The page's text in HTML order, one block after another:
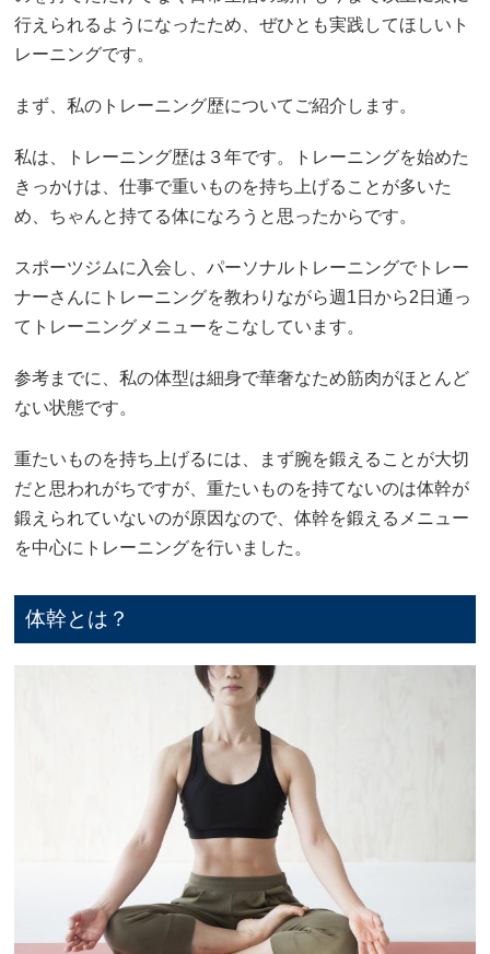
行えられるようになったため、ぜひとも実践してほしいト
レーニングです。
まず、私のトレーニング歴についてご紹介します。
私は、トレーニング歴は３年です。トレーニングを始めた
きっかけは、仕事で重いものを持ち上げることが多いた
め、ちゃんと持てる体になろうと思ったからです。
スポーツジムに入会し、パーソナルトレーニングでトレー
ナーさんにトレーニングを教わりながら週1日から2日通っ
てトレーニングメニューをこなしています。
参考までに、私の体型は細身で華奢なため筋肉がほとんど
ない状態です。
重たいものを持ち上げるには、まず腕を鍛えることが大切
だと思われがちですが、重たいものを持てないのは体幹が
鍛えられていないのが原因なので、体幹を鍛えるメニュー
を中心にトレーニングを行いました。
体幹とは？